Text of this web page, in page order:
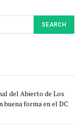
del Abierto de Los
buena forma en el DC